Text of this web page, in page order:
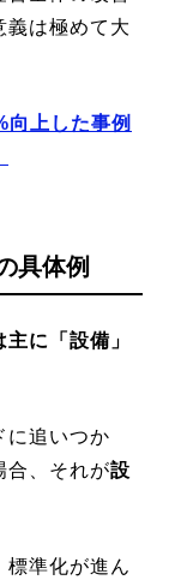
義は極めて大
向上した事例
具体例
に「設備」
に追いつか
合、それが設
標準化が進ん